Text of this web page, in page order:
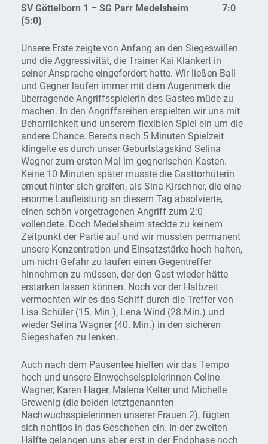
SV Göttelborn 1 – SG Parr Medelsheim 7:0
(5:0)
Unsere Erste zeigte von Anfang an den Siegeswillen
und die Aggressivität, die Trainer Kai Klankert in
seiner Ansprache eingefordert hatte. Wir ließen Ball
und Gegner laufen immer mit dem Augenmerk die
überragende Angriffsspielerin des Gastes müde zu
machen. In den Angriffsreihen erspielten wir uns mit
Beharrlichkeit und unserem flexiblen Spiel ein um die
andere Chance. Bereits nach 5 Minuten Spielzeit
klingelte es durch unser Geburtstagskind Selina
Wagner zum ersten Mal im gegnerischen Kasten.
Keine 10 Minuten später musste die Gasttorhüterin
erneut hinter sich greifen, als Sina Kirschner, die eine
enorme Laufleistung an diesem Tag absolvierte,
einen schön vorgetragenen Angriff zum 2:0
vollendete. Doch Medelsheim steckte zu keinem
Zeitpunkt der Partie auf und wir mussten permanent
unsere Konzentration und Einsatzstärke hoch halten,
um nicht Gefahr zu laufen einen Gegentreffer
hinnehmen zu müssen, der den Gast wieder hätte
erstarken lassen können. Noch vor der Halbzeit
vermochten wir es das Schiff durch die Treffer von
Lisa Schüler (15. Min.), Lena Wind (28.Min.) und
wieder Selina Wagner (40. Min.) in den sicheren
Siegeshafen zu lenken.
Auch nach dem Pausentee hielten wir das Tempo
hoch und unsere Einwechselspielerinnen Celine
Wagner, Karen Hager, Malena Kelter und Michelle
Grewenig (die beiden letztgenannten
Nachwuchsspielerinnen unserer Frauen 2), fügten
sich nahtlos in das Geschehen ein. In der zweiten
Hälfte gelangen uns aber erst in der Endphase noch